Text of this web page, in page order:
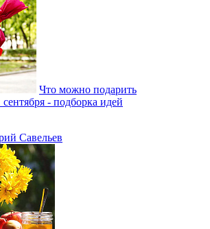
Что можно подарить
- подборка идей
Савельев